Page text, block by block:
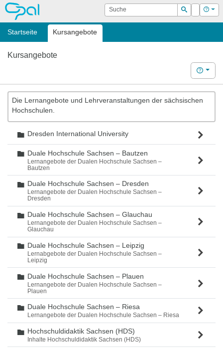
OPAL Suche
Suchen
Login Hilfe
Startseite Kursangebote
Kursangebote
Hilfe
Die Lernangebote und Lehrveranstaltungen der sächsischen
Hochschulen.
Ordner
Dresden International University
Ordner
Duale Hochschule Sachsen – Bautzen
Lernangebote der Dualen Hochschule Sachsen –
Bautzen
Ordner
Duale Hochschule Sachsen – Dresden
Lernangebote der Dualen Hochschule Sachsen –
Dresden
Ordner
Duale Hochschule Sachsen – Glauchau
Lernangebote der Dualen Hochschule Sachsen –
Glauchau
Ordner
Duale Hochschule Sachsen – Leipzig
Lernabgebote der Dualen Hochschule Sachsen –
Leipzig
Ordner
Duale Hochschule Sachsen – Plauen
Lernangebote der Dualen Hochschule Sachsen –
Plauen
Ordner
Duale Hochschule Sachsen – Riesa
Lernangebote der Dualen Hochschule Sachsen – Riesa
Ordner
Hochschuldidaktik Sachsen (HDS)
Inhalte Hochschuldidaktik Sachsen (HDS)